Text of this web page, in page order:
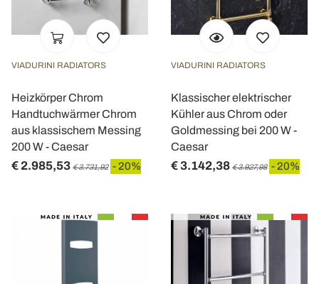
VIADURINI RADIATORS
Heizkörper Chrom
Handtuchwärmer Chrom
aus klassischem Messing
200 W - Caesar
€ 2.985,53 € 3.731,92 - 20%
VIADURINI RADIATORS
Klassischer elektrischer
Kühler aus Chrom oder
Goldmessing bei 200 W -
Caesar
€ 3.142,38 € 3.927,98 - 20%